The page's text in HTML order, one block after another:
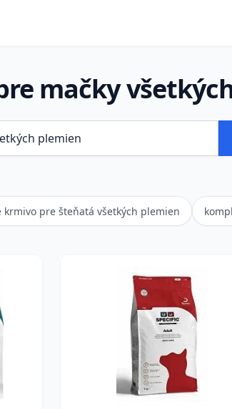
mačky
krmivo pre šteňatá všetkých plemien